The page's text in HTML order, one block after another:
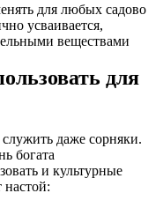
для любых садово
усваивается,
веществами
для
даже сорняки.
богата
и культурные
настой: